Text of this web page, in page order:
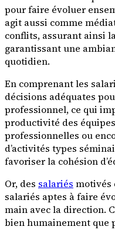
pour faire évoluer
agit aussi comme
conflits, assurant ainsi
garantissant une
quotidien.
En comprenant les
décisions adéquates
professionnel, ce qui
productivité des
professionnelles ou
d’activités types
favoriser la cohésion
Or, des salariés motivés
salariés aptes à faire
main avec la direction.
bien humainement que